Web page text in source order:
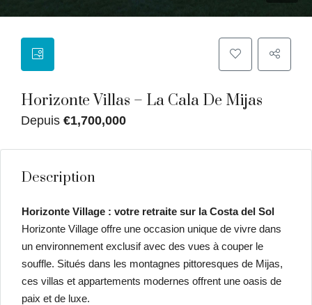
Horizonte Villas – La Cala De Mijas
Depuis €1,700,000
Description
Horizonte Village : votre retraite sur la Costa del Sol
Horizonte Village offre une occasion unique de vivre dans
un environnement exclusif avec des vues à couper le
souffle. Situés dans les montagnes pittoresques de Mijas,
ces villas et appartements modernes offrent une oasis de
paix et de luxe.